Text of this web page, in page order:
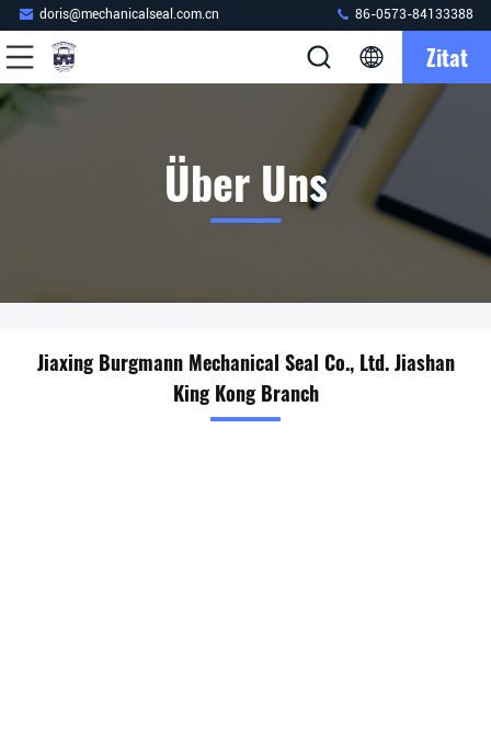
doris@mechanicalseal.com.cn 86-0573-84133388
Zitat
Über Uns
Jiaxing Burgmann Mechanical Seal Co., Ltd. Jiashan
King Kong Branch